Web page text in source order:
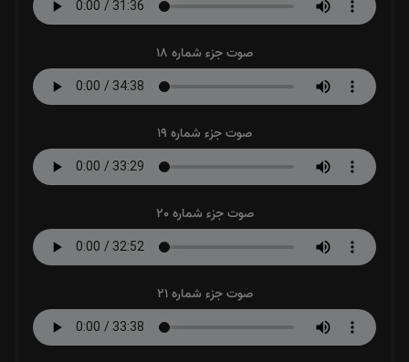
صوت جزء شماره 18
صوت جزء شماره 19
صوت جزء شماره 20
صوت جزء شماره 21